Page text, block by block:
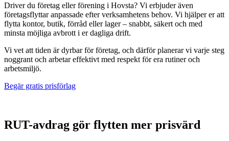
Driver du företag eller förening i Hovsta? Vi erbjuder även
företagsflyttar anpassade efter verksamhetens behov. Vi hjälper er att
flytta kontor, butik, förråd eller lager – snabbt, säkert och med
minsta möjliga avbrott i er dagliga drift.
Vi vet att tiden är dyrbar för företag, och därför planerar vi varje steg
noggrant och arbetar effektivt med respekt för era rutiner och
arbetsmiljö.
Begär gratis prisförlag
RUT-avdrag gör flytten mer prisvärd